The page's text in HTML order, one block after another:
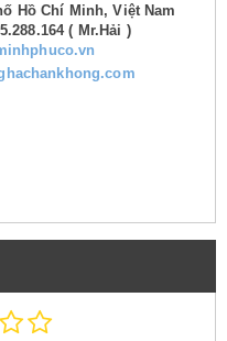
Hồ Chí Minh, Việt Nam
( Mr.Hải )